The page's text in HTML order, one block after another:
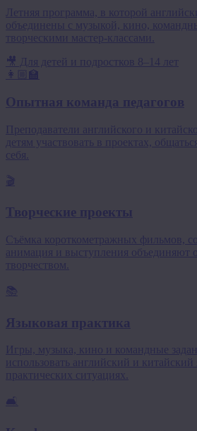
Летняя программа, в которой
объединены с музыкой, кино,
творческими мастер-классами.
🎥 Для детей и подростков 8–14 лет
👩🏼‍🏫
Опытная команда педагогов
Преподаватели английского и
детям участвовать в проектах,
себя.
🎬
Творческие проекты
Съёмка короткометражных фильмов,
анимация и выступления объединяют
творчеством.
📚
Языковая практика
Игры, музыка, кино и командные
использовать английский и
практических ситуациях.
🛋️